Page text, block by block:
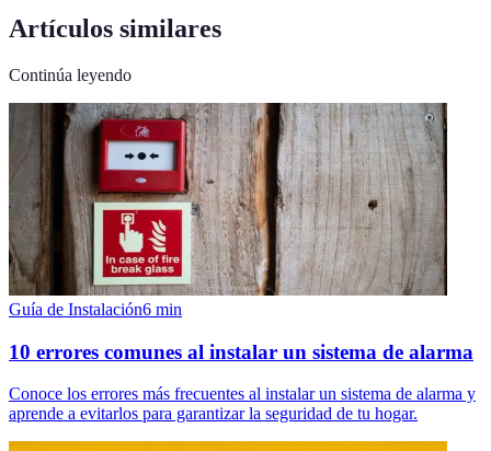
Artículos similares
Continúa leyendo
Guía de Instalación6 min
10 errores comunes al instalar un sistema de alarma
Conoce los errores más frecuentes al instalar un sistema de alarma y
aprende a evitarlos para garantizar la seguridad de tu hogar.